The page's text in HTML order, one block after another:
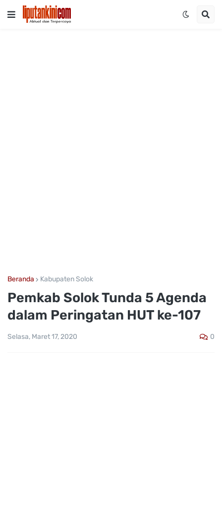
Beranda Kabupaten Solok
Pemkab Solok Tunda 5 Agenda
dalam Peringatan HUT ke-107
Selasa, Maret 17, 2020 0